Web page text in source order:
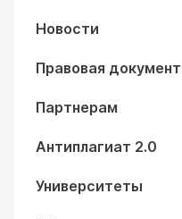
Новости
Правовая
Партнерам
Антиплагиат 2.0
Университеты